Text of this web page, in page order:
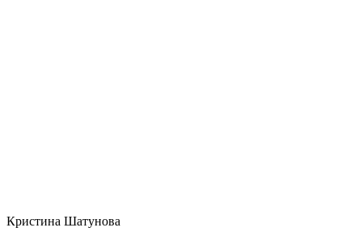
Кристина Шатунова